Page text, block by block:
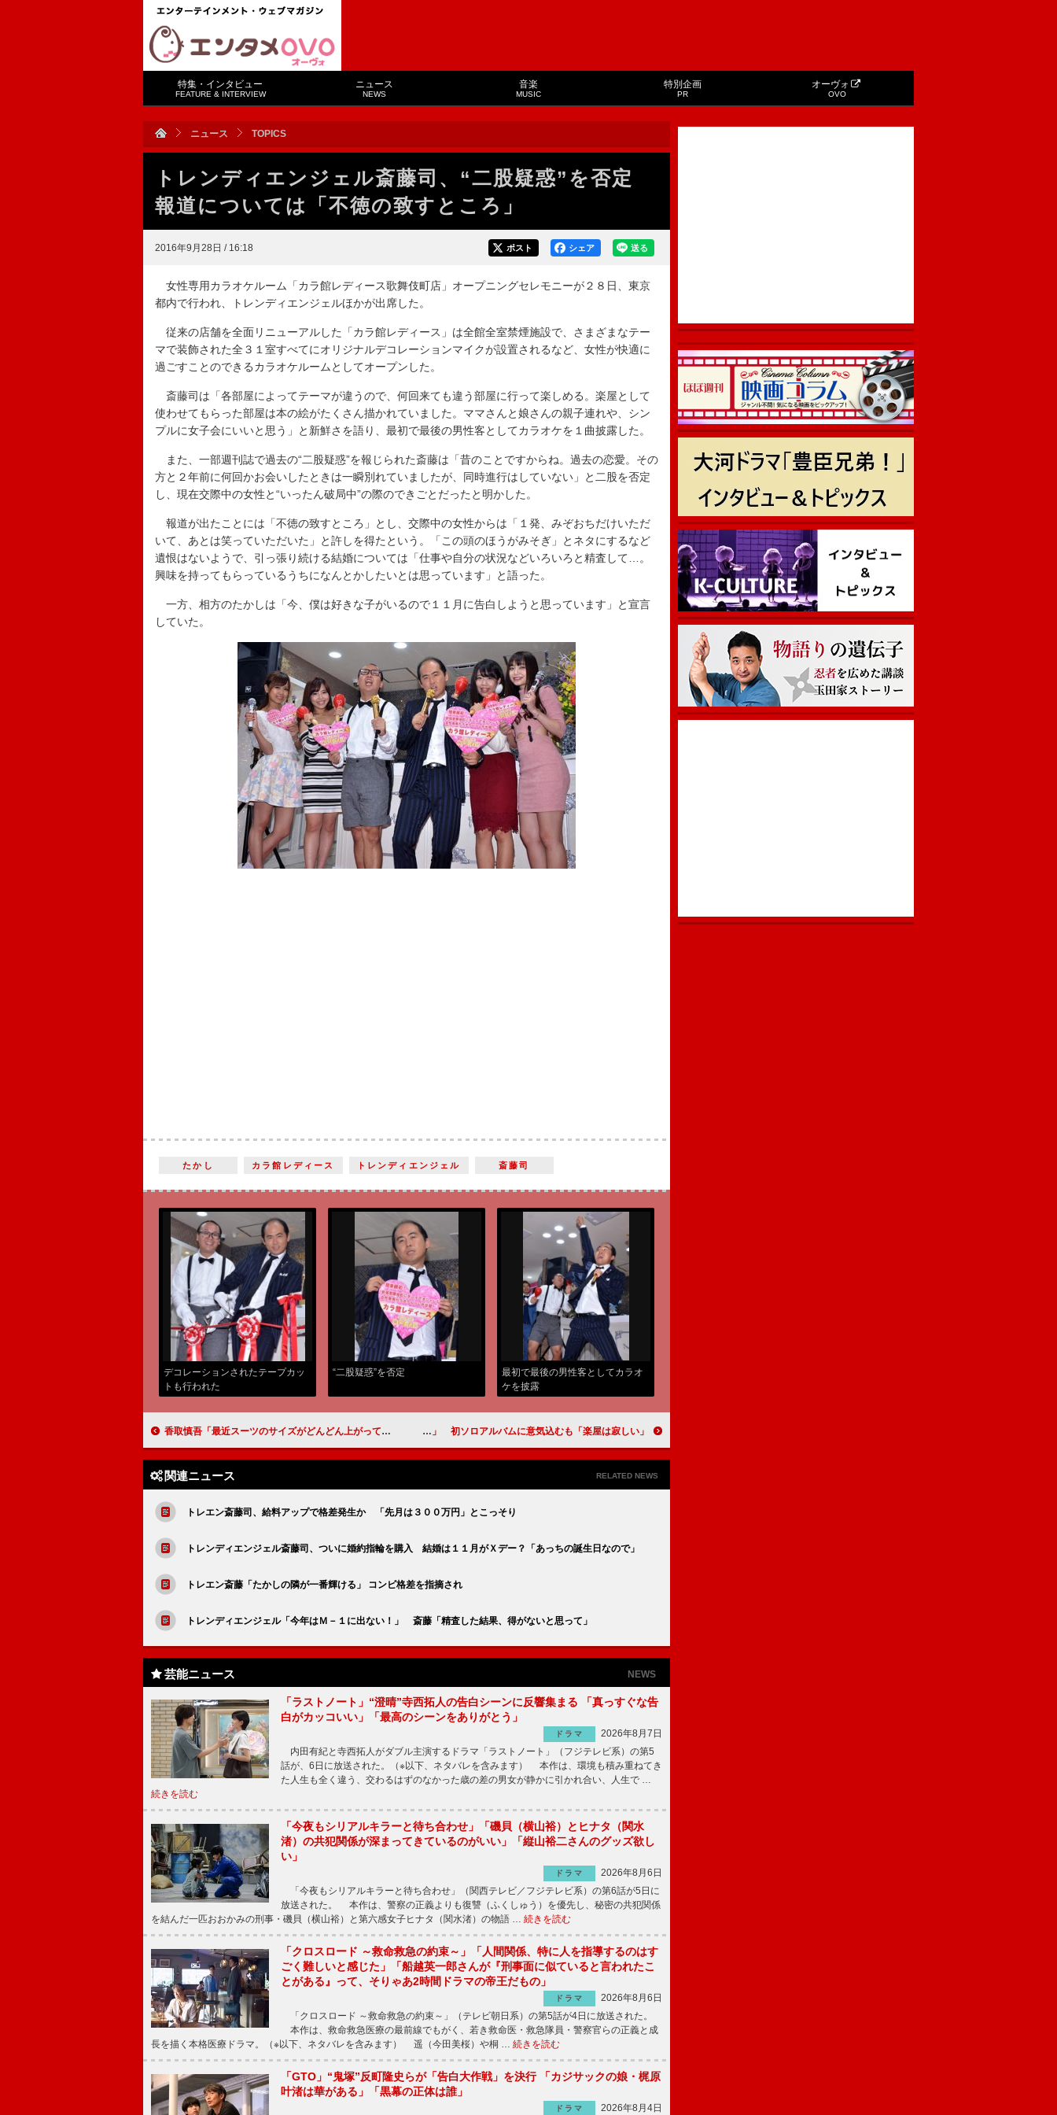
特集・インタビュー
FEATURE & INTERVIEW
ニュース
NEWS
音楽
MUSIC
特別企画
PR
オーヴォ
OVO
ニュース TOPICS
トレンディエンジェル斎藤司、“二股疑惑”を否定
報道については「不徳の致すところ」
2016年9月28日 / 16:18 送る
シェア
ポスト
女性専用カラオケルーム「カラ館レディース歌舞伎町店」オープニングセレモニーが２８日、東京
都内で行われ、トレンディエンジェルほかが出席した。
従来の店舗を全面リニューアルした「カラ館レディース」は全館全室禁煙施設で、さまざまなテー
マで装飾された全３１室すべてにオリジナルデコレーションマイクが設置されるなど、女性が快適に
過ごすことのできるカラオケルームとしてオープンした。
斎藤司は「各部屋によってテーマが違うので、何回来ても違う部屋に行って楽しめる。楽屋として
使わせてもらった部屋は本の絵がたくさん描かれていました。ママさんと娘さんの親子連れや、シン
プルに女子会にいいと思う」と新鮮さを語り、最初で最後の男性客としてカラオケを１曲披露した。
また、一部週刊誌で過去の“二股疑惑”を報じられた斎藤は「昔のことですからね。過去の恋愛。その
方と２年前に何回かお会いしたときは一瞬別れていましたが、同時進行はしていない」と二股を否定
し、現在交際中の女性と“いったん破局中”の際のできごとだったと明かした。
報道が出たことには「不徳の致すところ」とし、交際中の女性からは「１発、みぞおちだけいただ
いて、あとは笑っていただいた」と許しを得たという。「この頭のほうがみそぎ」とネタにするなど
遺恨はないようで、引っ張り続ける結婚については「仕事や自分の状況などいろいろと精査して…。
興味を持ってもらっているうちになんとかしたいとは思っています」と語った。
一方、相方のたかしは「今、僕は好きな子がいるので１１月に告白しようと思っています」と宣言
していた。
たかし カラ館レディース トレンディエンジェル 斎藤司
デコレーションされたテープカッ
トも行われた
“二股疑惑”を否定
最初で最後の男性客としてカラオ
ケを披露
香取慎吾「最近スーツのサイズがどんどん上がってしまっていて…」 「ひとめぼれして一回り大きくなってしまいました」 高橋みなみ、ＡＫＢへの復活「今はない」 初ソロアルバムに意気込むも「楽屋は寂しい」
関連ニュース RELATED NEWS
トレエン斎藤司、給料アップで格差発生か 「先月は３００万円」とこっそり
トレンディエンジェル斎藤司、ついに婚約指輪を購入 結婚は１１月がＸデー？「あっちの誕生日なので」
トレエン斎藤「たかしの隣が一番輝ける」 コンビ格差を指摘され
トレンディエンジェル「今年はＭ－１に出ない！」 斎藤「精査した結果、得がないと思って」
芸能ニュース NEWS
「ラストノート」“澄晴”寺西拓人の告白シーンに反響集まる 「真っすぐな告
白がカッコいい」「最高のシーンをありがとう」
ドラマ
2026年8月7日
内田有紀と寺西拓人がダブル主演するドラマ「ラストノート」（フジテレビ系）の第5
話が、6日に放送された。（※以下、ネタバレを含みます） 本作は、環境も積み重ねてき
た人生も全く違う、交わるはずのなかった歳の差の男女が静かに引かれ合い、人生で …
続きを読む
「今夜もシリアルキラーと待ち合わせ」「磯貝（横山裕）とヒナタ（関水
渚）の共犯関係が深まってきているのがいい」「縦山裕二さんのグッズ欲し
い」
ドラマ
2026年8月6日
「今夜もシリアルキラーと待ち合わせ」（関西テレビ／フジテレビ系）の第6話が5日に
放送された。 本作は、警察の正義よりも復讐（ふくしゅう）を優先し、秘密の共犯関係
を結んだ一匹おおかみの刑事・磯貝（横山裕）と第六感女子ヒナタ（関水渚）の物語 … 続きを読む
「クロスロード ～救命救急の約束～」「人間関係、特に人を指導するのはす
ごく難しいと感じた」「船越英一郎さんが『刑事面に似ていると言われたこ
とがある』って、そりゃあ2時間ドラマの帝王だもの」
ドラマ
2026年8月6日
「クロスロード ～救命救急の約束～」（テレビ朝日系）の第5話が4日に放送された。
本作は、救命救急医療の最前線でもがく、若き救命医・救急隊員・警察官らの正義と成
長を描く本格医療ドラマ。（※以下、ネタバレを含みます） 遥（今田美桜）や桐 … 続きを読む
「GTO」“鬼塚”反町隆史らが「告白大作戦」を決行 「カジサックの娘・梶原
叶渚は華がある」「黒幕の正体は誰」
ドラマ 2026年8月4日